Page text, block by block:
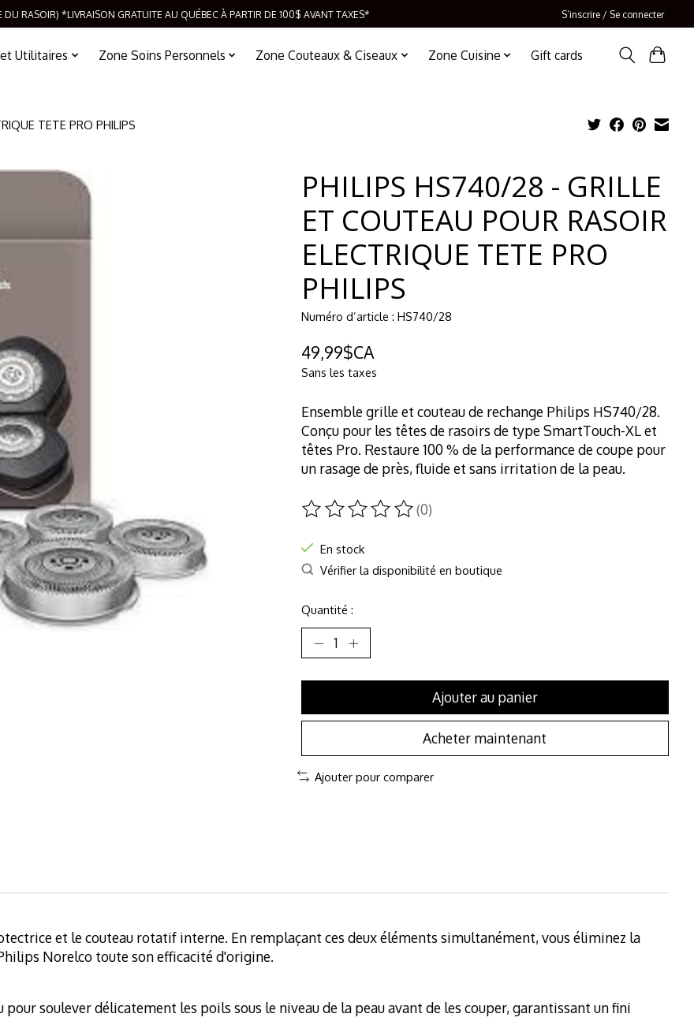
RASOIR) *LIVRAISON GRATUITE AU QUÉBEC À PARTIR DE 100$ AVANT TAXES* S’inscrire / Se connecter
Utilitaires Zone Soins Personnels Zone Couteaux & Ciseaux Zone Cuisine Gift cards
TETE PRO PHILIPS
PHILIPS HS740/28 - GRILLE
ET COUTEAU POUR RASOIR
ELECTRIQUE TETE PRO
PHILIPS
Numéro d’article : HS740/28
49,99$CA
Sans les taxes
Ensemble grille et couteau de rechange Philips HS740/28.
Conçu pour les têtes de rasoirs de type SmartTouch-XL et
têtes Pro. Restaure 100 % de la performance de coupe pour
un rasage de près, fluide et sans irritation de la peau.
Ce produit est évalué à
(0)
En stock
Vérifier la disponibilité en boutique
Quantité :
Ajouter au panier
Acheter maintenant
Ajouter pour comparer
et le couteau rotatif interne. En remplaçant ces deux éléments simultanément, vous éliminez la
Norelco toute son efficacité d'origine.
soulever délicatement les poils sous le niveau de la peau avant de les couper, garantissant un fini